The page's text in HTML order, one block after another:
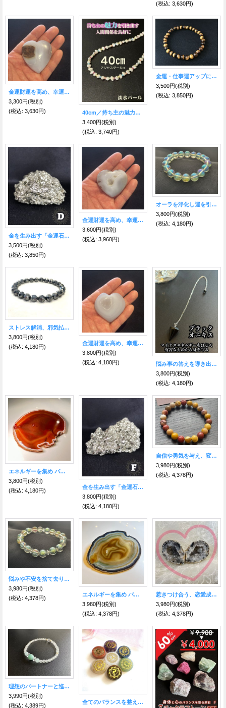
(税込: 3,630円)
金運財運を高め、幸運の兆しを掴むお守り石★ドルジーアゲート ハート型A
3,300円(税別)
(税込: 3,630円)
40cm／持ち主の魅力を引き出す女性のためのお守り◎淡水パールネックレス アジャスター5cm
3,400円(税別)
(税込: 3,740円)
金運・仕事運アップに！タイガーアイ（虎目石）6ミリ珠ブレス
3,500円(税別)
(税込: 3,850円)
金を生み出す「金運石」豊かな金財を引き寄せる！大きめパイライト原石Ｄ
3,500円(税別)
(税込: 3,850円)
金運財運を高め、幸運の兆しを掴むお守り石★ドルジーアゲート ハート型C
3,600円(税別)
(税込: 3,960円)
オーラを浄化し運を引き寄せる！レインボークリスタル グリーンオーラ ブレスレット10mm
3,800円(税別)
(税込: 4,180円)
ストレス解消、邪気払い♪ ヘマタイトブレス
3,800円(税別)
(税込: 4,180円)
金運財運を高め、幸運の兆しを掴むお守り石★ドルジーアゲート ハート型D
3,800円(税別)
(税込: 4,180円)
悩み事の答えを導き出す！ペンデュラムS 強力な保護力を持つ石ブラックオニキス
3,800円(税別)
(税込: 4,180円)
エネルギーを集め パワーを高める！瑪瑙（めのう）プレート ■Lサイズ■C【約16センチ×約13.5センチ】
3,800円(税別)
(税込: 4,180円)
金を生み出す「金運石」豊かな金財を引き寄せる！パイライト原石Ｆ
3,800円(税別)
(税込: 4,180円)
自信や勇気を与え、変化に対応する力を得る ムーアカイト ブレスレット
3,980円(税別)
(税込: 4,378円)
悩みや不安を捨て去り、幸運へと導くパワーを得る！レインボーオーラクリスタル＆水晶
3,980円(税別)
(税込: 4,378円)
エネルギーを集め パワーを高める！瑪瑙（めのう）プレート ■Lサイズ■F【約14センチ×約13センチ】
3,980円(税別)
(税込: 4,378円)
惹きつけ合う、恋愛成就の石 ーB
3,980円(税別)
(税込: 4,378円)
理想のパートナーと巡り合い 、あなたの叶えたい願いを成就させるブレスレット アマゾナイト＆アクアマリン
3,990円(税別)
(税込: 4,389円)
全てのバランスを整え、幸運へと導く！7チャクラストーンセット ポーチ付き